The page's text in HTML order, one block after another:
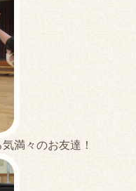
々のお友達！